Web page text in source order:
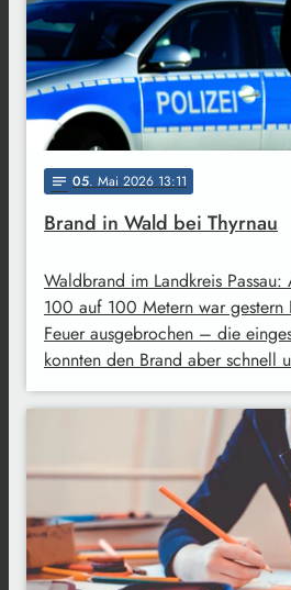
notes 05. Mai 2026 13:11
Brand in Wald bei Thyrnau
Waldbrand im Landkreis
100 auf 100 Metern war gestern
Feuer ausgebrochen – die
konnten den Brand aber schnell